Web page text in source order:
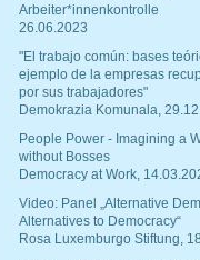
Arbeiter*innenkontrolle
26.06.2023
"El trabajo común: bases
ejemplo de la empresas
por sus trabajadores"
Demokrazia Komunala,
People Power - Imagining a
without Bosses
Democracy at Work,
Video: Panel „Alternative
Alternatives to Democracy“
Rosa Luxemburgo Stiftung,